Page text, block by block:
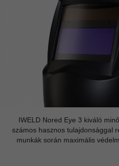
IWELD Nored Eye 3 kiváló
számos hasznos tulajdonsággal
munkák során maximális